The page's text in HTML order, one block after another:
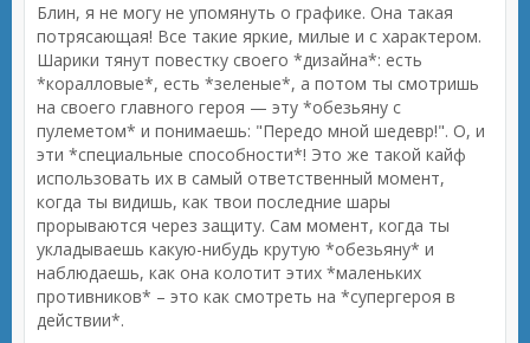
Блин, я не могу не упомянуть о графике. Она такая
потрясающая! Все такие яркие, милые и с характером.
Шарики тянут повестку своего *дизайна*: есть
*коралловые*, есть *зеленые*, а потом ты смотришь
на своего главного героя — эту *обезьяну с
пулеметом* и понимаешь: "Передо мной шедевр!". О, и
эти *специальные способности*! Это же такой кайф
использовать их в самый ответственный момент,
когда ты видишь, как твои последние шары
прорываются через защиту. Сам момент, когда ты
укладываешь какую-нибудь крутую *обезьяну* и
наблюдаешь, как она колотит этих *маленьких
противников* – это как смотреть на *супергероя в
действии*.